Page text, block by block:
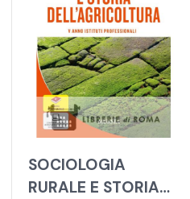
SOCIOLOGIA
RURALE E STORIA